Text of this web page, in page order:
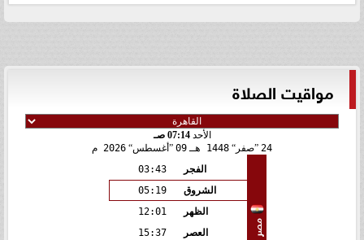
مواقيت الصلاة
الأحد07:14 صـ
24 صفر 1448 هـ 09 أغسطس 2026 م
مصر
الفجر
03:43
الشروق
05:19
الظهر
12:01
العصر
15:37